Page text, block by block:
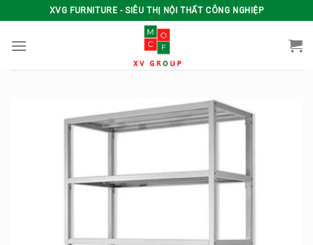
to
content
XVG FURNITURE - SIÊU THỊ NỘI THẤT CÔNG NGHIỆP